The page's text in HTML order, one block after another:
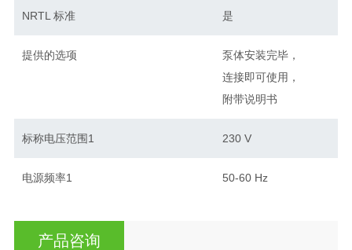
NRTL 标准 是
提供的选项
泵体安装完毕，
连接即可使用，
附带说明书
标称电压范围1 230 V
电源频率1 50-60 Hz
产品咨询